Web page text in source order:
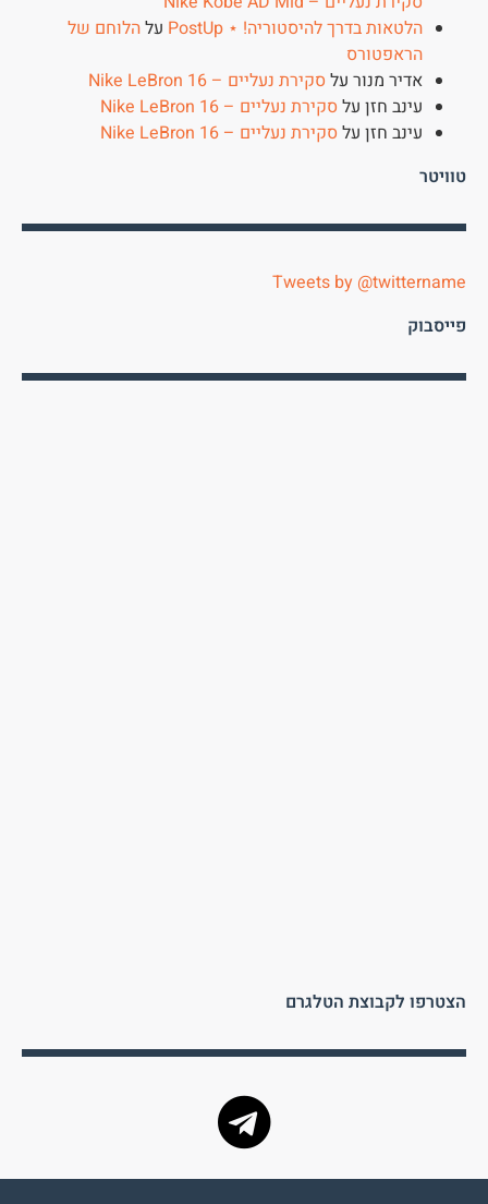
הלטאות בדרך להיסטוריה! ⋆ PostUp
עלהלוחם של
הראפטורס
אדיר מנור על סקירת נעליים – Nike LeBron 16
עינב חזן על סקירת נעליים – Nike LeBron 16
עינב חזן על סקירת נעליים – Nike LeBron 16
טוויטר
Tweets by @twittername
פייסבוק
הצטרפו לקבוצת הטלגרם